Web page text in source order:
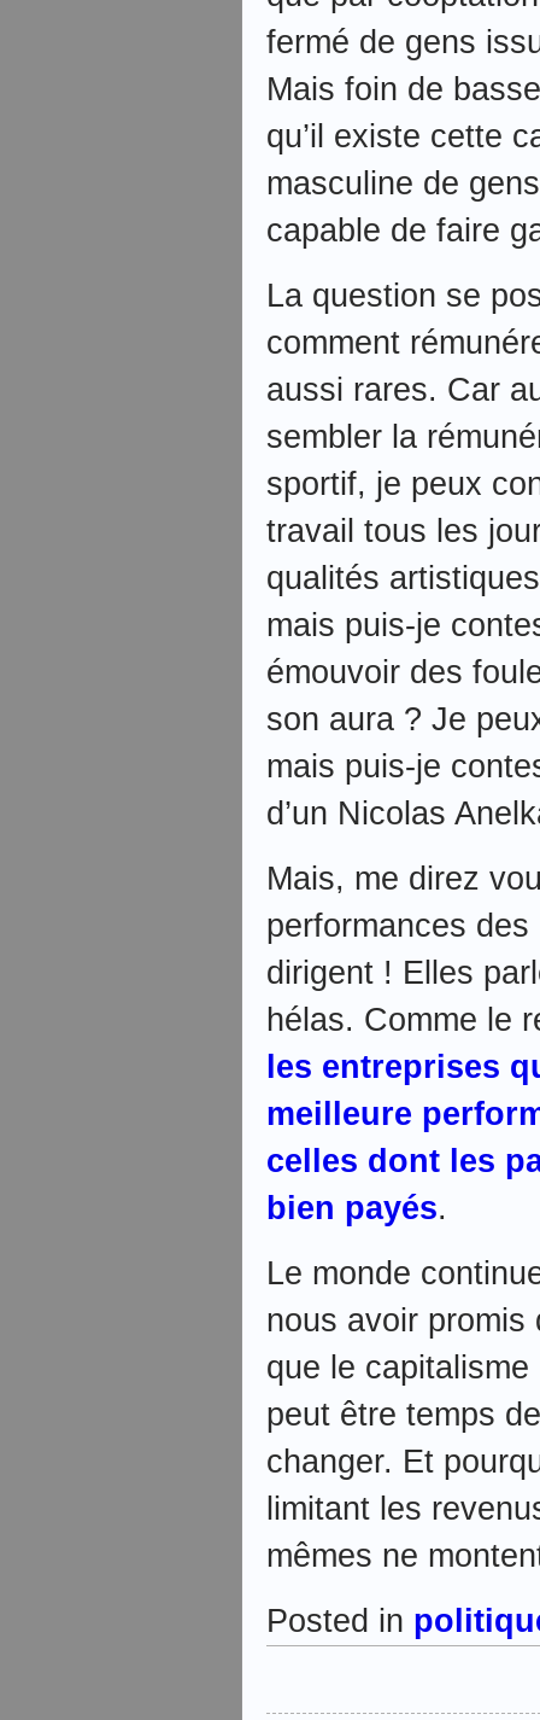
fermé de gens
Mais foin de
qu’il existe cette
masculine de
capable de faire
La question se
comment
aussi rares. Car
sembler la
sportif, je peux
travail tous les
qualités
mais puis-je
émouvoir des
son aura ? Je
mais puis-je
d’un Nicolas
Mais, me direz
performances
dirigent ! Elles
hélas. Comme le
les entreprises
meilleure
celles dont les
bien payés.
Le monde
nous avoir promis
que le
peut être temps
changer. Et
limitant les
mêmes ne
Posted in